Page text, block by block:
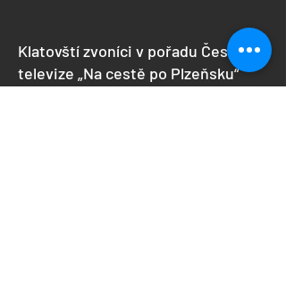
Klatovští zvoníci v pořadu České
televize „Na cestě po Plzeňsku“